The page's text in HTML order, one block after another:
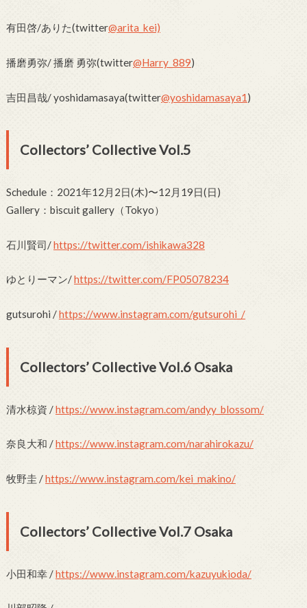
有田啓/ありた(twitter@arita_kei)
播磨勇弥/ 播磨 勇弥(twitter@Harry_889)
吉田昌哉/ yoshidamasaya(twitter@yoshidamasaya1)
Collectors’ Collective Vol.5
Schedule：2021年12月2日(木)〜12月19日(日)
Gallery：biscuit gallery（Tokyo）
石川賢司/https://twitter.com/ishikawa328
ゆとりーマン/https://twitter.com/FP05078234
gutsurohi /https://www.instagram.com/gutsurohi_/
Collectors’ Collective Vol.6 Osaka
清水椋資 /https://www.instagram.com/andyy_blossom/
奈良大和 /https://www.instagram.com/narahirokazu/
牧野圭 /https://www.instagram.com/kei_makino/
Collectors’ Collective Vol.7 Osaka
小田和幸 /https://www.instagram.com/kazuyukioda/